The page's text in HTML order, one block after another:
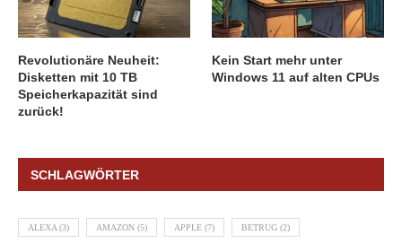
Revolutionäre Neuheit:
Disketten mit 10 TB
Speicherkapazität sind
zurück!
Kein Start mehr unter
Windows 11 auf alten CPUs
SCHLAGWÖRTER
ALEXA (3) AMAZON (5) APPLE (7) BETRUG (2)